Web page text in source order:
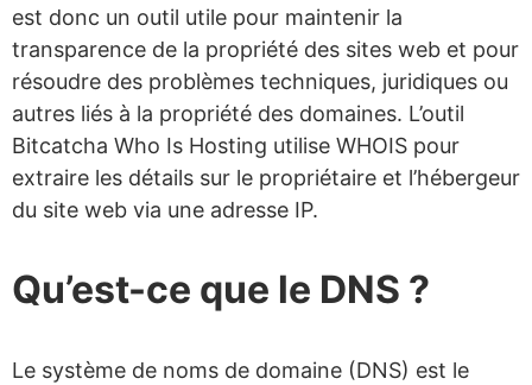
est donc un outil utile pour maintenir la
transparence de la propriété des sites web et pour
résoudre des problèmes techniques, juridiques ou
autres liés à la propriété des domaines. L’outil
Bitcatcha Who Is Hosting utilise WHOIS pour
extraire les détails sur le propriétaire et l’hébergeur
du site web via une adresse IP.
Qu’est-ce que le DNS ?
Le système de noms de domaine (DNS) est le